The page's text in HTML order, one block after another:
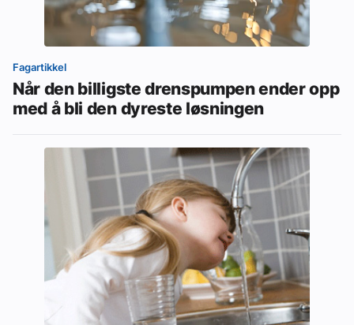
Fagartikkel
Når den billigste drenspumpen ender opp
med å bli den dyreste løsningen